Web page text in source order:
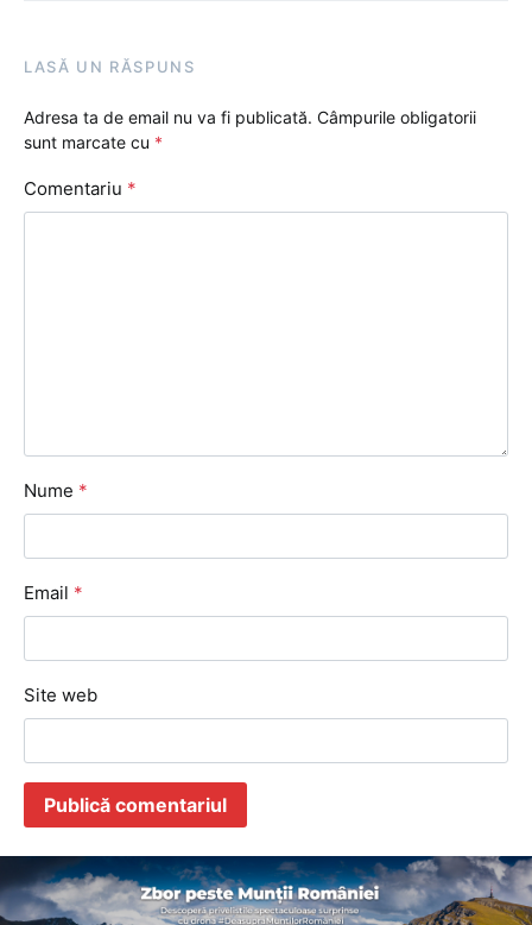
LASĂ UN RĂSPUNS
Adresa ta de email nu va fi publicată. Câmpurile obligatorii
sunt marcate cu *
Comentariu *
Nume *
Email *
Site web